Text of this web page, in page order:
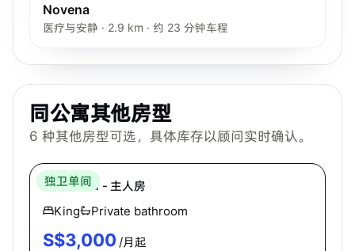
Novena
医疗与安静 · 2.9 km · 约 23 分钟车程
同公寓其他房型
6 种其他房型可选，具体库存以顾问实时确认。
独卫单间
Hei Homes
The Plaza - 主人房
King
Private bathroom
S$3,000 /月起